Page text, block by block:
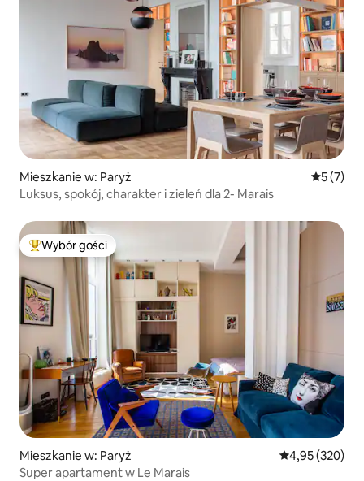
Mieszkanie w: Paryż Średnia
5 (7)
Luksus, spokój, charakter i zieleń dla 2- Marais
Najpopularniejsze z kategorii Wybór gości
Wybór gości
Mieszkanie w: Paryż Średnia
4,95 (320)
Super apartament w Le Marais